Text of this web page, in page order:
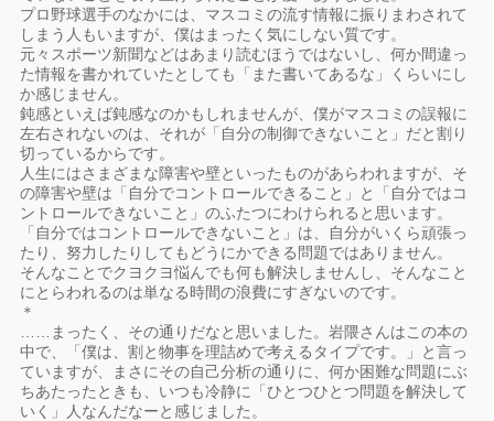
プロ野球選手のなかには、マスコミの流す情報に振りまわされて
しまう人もいますが、僕はまったく気にしない質です。
元々スポーツ新聞などはあまり読むほうではないし、何か間違っ
た情報を書かれていたとしても「また書いてあるな」くらいにし
か感じません。
鈍感といえば鈍感なのかもしれませんが、僕がマスコミの誤報に
左右されないのは、それが「自分の制御できないこと」だと割り
切っているからです。
人生にはさまざまな障害や壁といったものがあらわれますが、そ
の障害や壁は「自分でコントロールできること」と「自分ではコ
ントロールできないこと」のふたつにわけられると思います。
「自分ではコントロールできないこと」は、自分がいくら頑張っ
たり、努力したりしてもどうにかできる問題ではありません。
そんなことでクヨクヨ悩んでも何も解決しませんし、そんなこと
にとらわれるのは単なる時間の浪費にすぎないのです。
＊
……まったく、その通りだなと思いました。岩隈さんはこの本の
中で、「僕は、割と物事を理詰めで考えるタイプです。」と言っ
ていますが、まさにその自己分析の通りに、何か困難な問題にぶ
ちあたったときも、いつも冷静に「ひとつひとつ問題を解決して
いく」人なんだなーと感じました。